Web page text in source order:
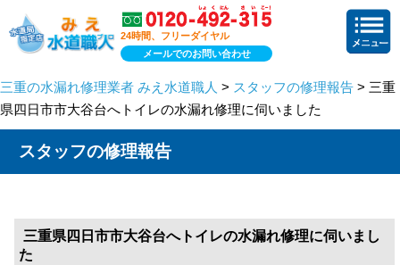
24時間、フリーダイヤル
メールでのお問い合わせ
三重の水漏れ修理業者 みえ水道職人 > スタッフの修理報告 > 三重
県四日市市大谷台へトイレの水漏れ修理に伺いました
スタッフの修理報告
三重県四日市市大谷台へトイレの水漏れ修理に伺いまし
た